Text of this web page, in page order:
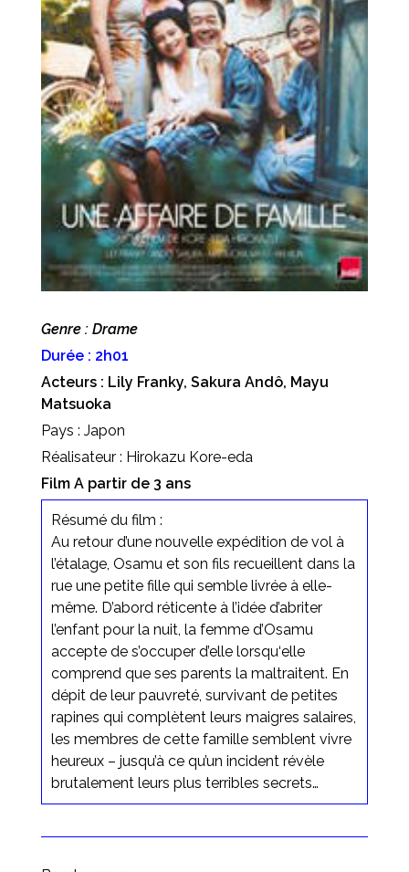
Genre : Drame
Durée : 2h01
Acteurs : Lily Franky, Sakura Andô, Mayu
Matsuoka
Pays : Japon
Réalisateur : Hirokazu Kore-eda
Film A partir de 3 ans
Résumé du film :
Au retour d’une nouvelle expédition de vol à
l’étalage, Osamu et son fils recueillent dans la
rue une petite fille qui semble livrée à elle-
même. D’abord réticente à l’idée d’abriter
l’enfant pour la nuit, la femme d’Osamu
accepte de s’occuper d’elle lorsqu‘elle
comprend que ses parents la maltraitent. En
dépit de leur pauvreté, survivant de petites
rapines qui complètent leurs maigres salaires,
les membres de cette famille semblent vivre
heureux – jusqu’à ce qu’un incident révèle
brutalement leurs plus terribles secrets…